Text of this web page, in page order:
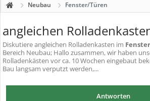
Neubau Fenster/Türen
angleichen
Diskutiereangleichen Rolladenkasten im
Bereich Neubau; Hallo zusammen, wir haben
Rolladenkästen vor ca. 10 Wochen eingebaut
Bau langsam verputzt werden,...
Antworten